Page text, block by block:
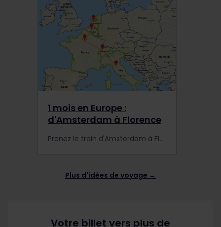
1 mois en Europe :
d'Amsterdam à Florence
Prenez le train d'Amsterdam à Florence pour découvrir des villes parmi les plus emblématiques d'Europe.
Plus d'idées de voyage →
Votre billet vers plus de